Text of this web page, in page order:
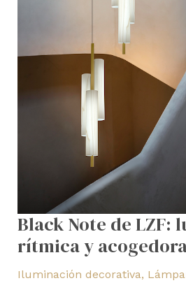
Black Note de LZF:
rítmica y
Iluminación decorativa,